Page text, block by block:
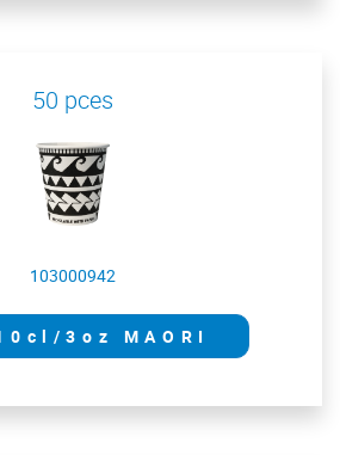
50 pces
103000942
3oz MAORI